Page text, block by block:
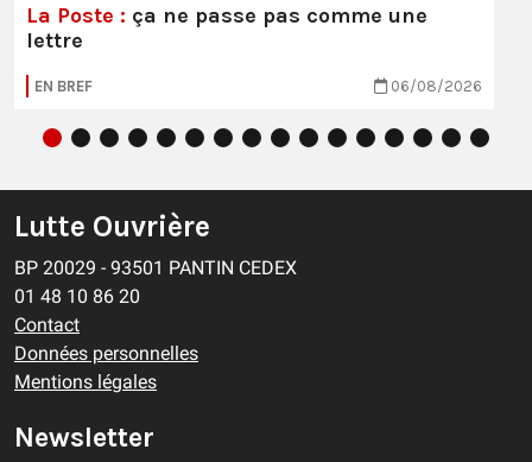
La Poste : ça ne passe pas comme une
lettre
EN BREF 06/08/2026
Lutte Ouvrière
BP 20029 - 93501 PANTIN CEDEX
01 48 10 86 20
Contact
Données personnelles
Mentions légales
Newsletter